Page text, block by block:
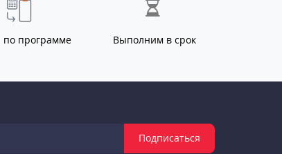
по программе Выполним в срок
Подписаться